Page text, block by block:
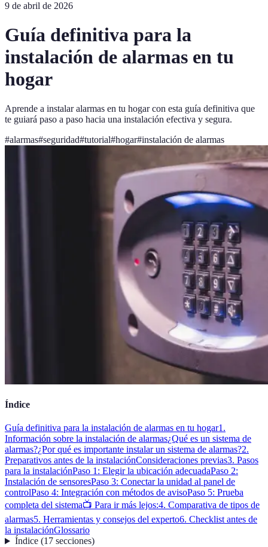
9 de abril de 2026
Guía definitiva para la
instalación de alarmas en tu
hogar
Aprende a instalar alarmas en tu hogar con esta guía definitiva que
te guiará paso a paso hacia una instalación efectiva y segura.
#alarmas#seguridad#tutorial#hogar#instalación de alarmas
Índice
Guía definitiva para la instalación de alarmas en tu hogar1.
Información sobre la instalación de alarmas¿Qué es un sistema de
alarmas?¿Por qué es importante instalar un sistema de alarmas?2.
Preparativos antes de la instalaciónConsideraciones previas3. Pasos
para la instalaciónPaso 1: Elegir la ubicación adecuadaPaso 2:
Instalación de sensoresPaso 3: Conectar la unidad al panel de
controlPaso 4: Integración con métodos de avisoPaso 5: Prueba
completa del sistema📺 Para ir más lejos:4. Comparativa de tipos de
alarmas5. Herramientas y consejos del experto6. Checklist antes de
la instalaciónGlossario
Índice(17 secciones)